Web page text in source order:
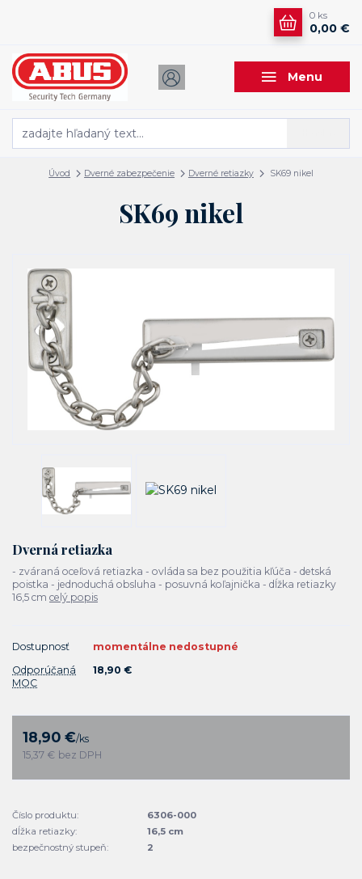
Menu
0 ks
0,00 €
Úvod Dverné zabezpečenie Dverné retiazky SK69 nikel
SK69 nikel
Dverná retiazka
- zváraná oceľová retiazka - ovláda sa bez použitia kľúča - detská
poistka - jednoduchá obsluha - posuvná koľajnička - dĺžka retiazky
16,5 cm celý popis
Dostupnosť
momentálne nedostupné
Odporúčaná
MOC
18,90 €
18,90 €/ks
15,37 € bez DPH
Číslo produktu:
6306-000
dĺžka retiazky:
16,5 cm
bezpečnostný stupeň:
2